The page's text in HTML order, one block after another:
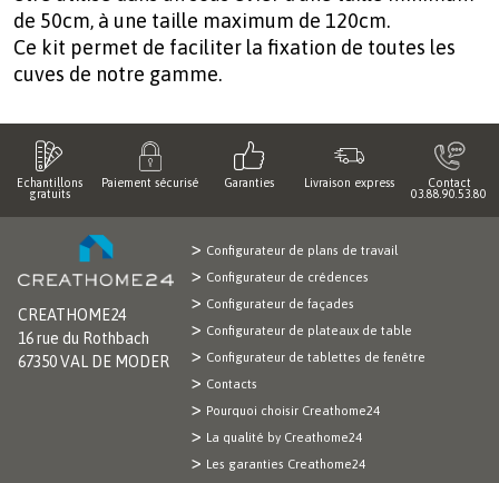
de 50cm, à une taille maximum de 120cm.
Ce kit permet de faciliter la fixation de toutes les
cuves de notre gamme.
Echantillons
gratuits
Paiement sécurisé Garanties Livraison express
Contact
03.88.90.53.80
CREATHOME24
16 rue du Rothbach
67350 VAL DE MODER
Configurateur de plans de travail
Configurateur de crédences
Configurateur de façades
Configurateur de plateaux de table
Configurateur de tablettes de fenêtre
Contacts
Pourquoi choisir Creathome24
La qualité by Creathome24
Les garanties Creathome24